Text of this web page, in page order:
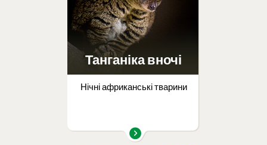
Танганіка вночі
Нічні африканські тварини